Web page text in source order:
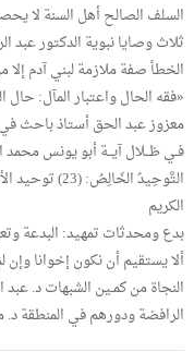
السلف الصالح أهل السنة لا
ثلاث وصايا نبوية الدكتور عبد
الخطأ صفة ملازمة لبني آدم إلا
معزوز عبد الحق أستاذ باحث في
فـي ظــلال آيــة أبو يونس محمد
التَّوحِيدُ
الكريم
بدع ومحدثات تمهيد: البدعة
ألا يستقيم أن نكون إخوانا
النجاة من كمـين الشبهات د. عبد
الرافضة ودورهم في المنطقة